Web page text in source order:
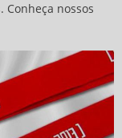
Conheça nossos